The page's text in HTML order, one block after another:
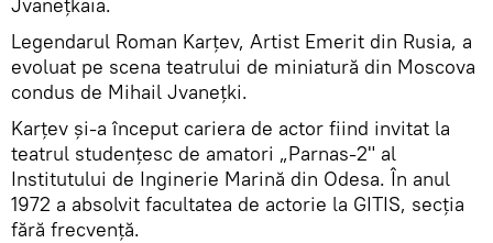
Legendarul Roman Karțev, Artist Emerit din Rusia, a
evoluat pe scena teatrului de miniatură din Moscova
condus de Mihail Jvanețki.
Karțev și-a început cariera de actor fiind invitat la
teatrul studențesc de amatori „Parnas-2" al
Institutului de Inginerie Marină din Odesa. În anul
1972 a absolvit facultatea de actorie la GITIS, secția
fără frecvență.